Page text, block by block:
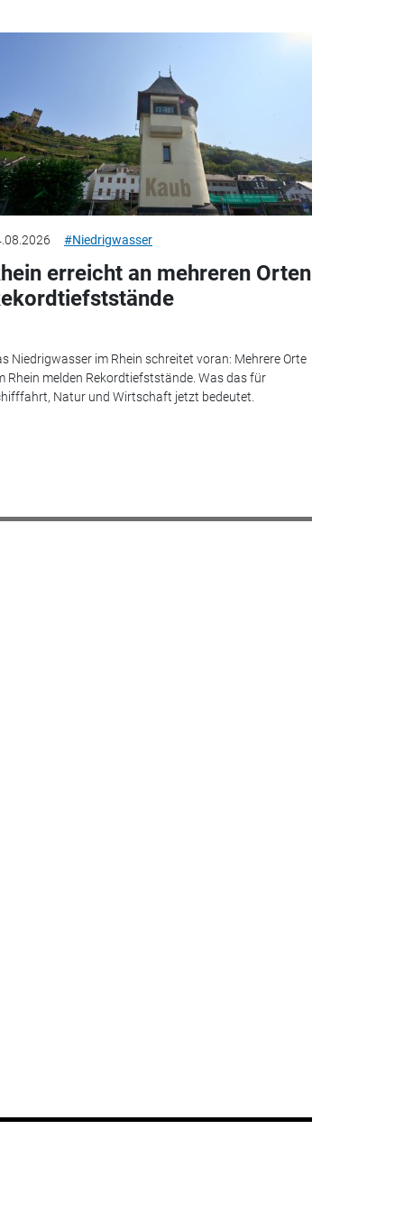
#Niedrigwasser
erreicht an mehreren Orten
Niedrigwasser im Rhein schreitet voran: Mehrere Orte
Rhein melden Rekordtiefststände. Was das für
Natur und Wirtschaft jetzt bedeutet.